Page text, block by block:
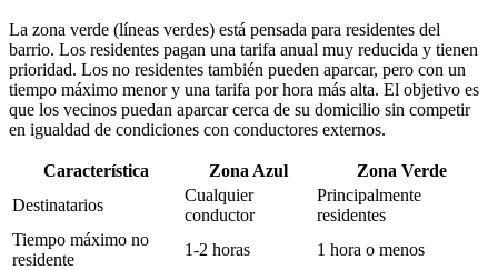
La zona verde (líneas verdes) está pensada para residentes del
barrio. Los residentes pagan una tarifa anual muy reducida y tienen
prioridad. Los no residentes también pueden aparcar, pero con un
tiempo máximo menor y una tarifa por hora más alta. El objetivo es
que los vecinos puedan aparcar cerca de su domicilio sin competir
en igualdad de condiciones con conductores externos.
Característica Zona Azul
Zona Verde
Destinatarios
Cualquier
conductor
Principalmente
residentes
Tiempo máximo no
residente
1-2 horas 1 hora o menos